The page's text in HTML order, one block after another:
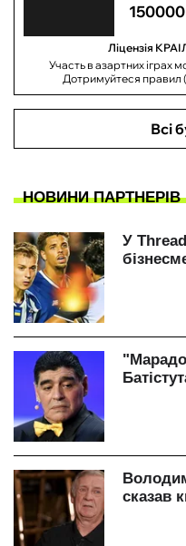
Ліцензія
Участь в азартних іграх
Дотримуйтеся правил
Всі